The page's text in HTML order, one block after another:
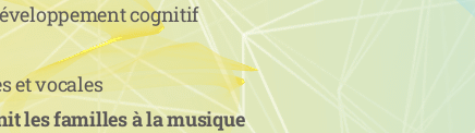
cognitif
et vocales
les familles à la musique